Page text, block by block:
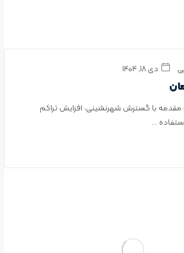
دی ۱۸, ۱۴۰۴
با گسترش شهرنشینی، افزایش تراکم
...